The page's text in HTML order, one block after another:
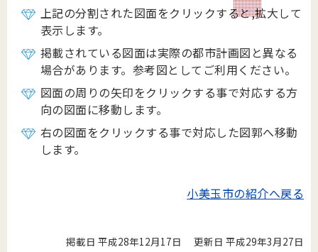
上記の分割された図面をクリックすると,拡大して
表示します。
掲載されている図面は実際の都市計画図と異なる
場合があります。参考図としてご利用ください。
図面の周りの矢印をクリックする事で対応する方
向の図面に移動します。
右の図面をクリックする事で対応した図郭へ移動
します。
小美玉市の紹介へ戻る
掲載日 平成28年12月17日 更新日 平成29年3月27日